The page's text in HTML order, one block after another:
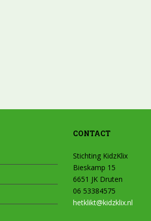
CONTACT
Stichting KidzKlix
Bieskamp 15
6651 JK Druten
06 53384575
hetklikt@kidzklix.nl